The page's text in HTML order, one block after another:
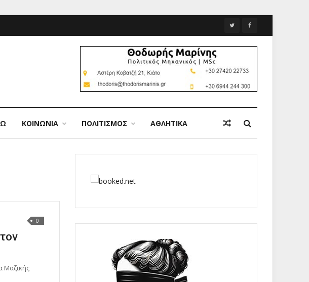
ΚΟΙΝΩΝΙΑ ΠΟΛΙΤΙΣΜΟΣ ΑΘΛΗΤΙΚΑ
0
Μαζικής